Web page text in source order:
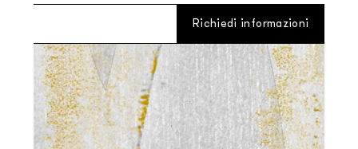
Richiedi informazioni